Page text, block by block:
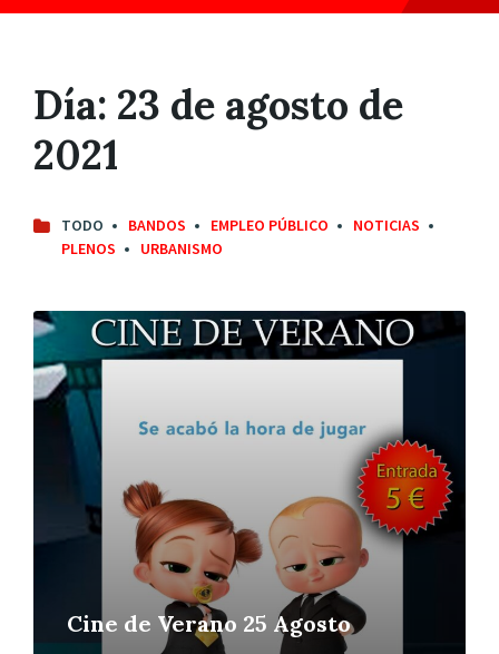
Día: 23 de agosto de
2021
TODO BANDOS EMPLEO PÚBLICO
NOTICIAS
PLENOS
URBANISMO
Cine de Verano 25 Agosto
Leer
más